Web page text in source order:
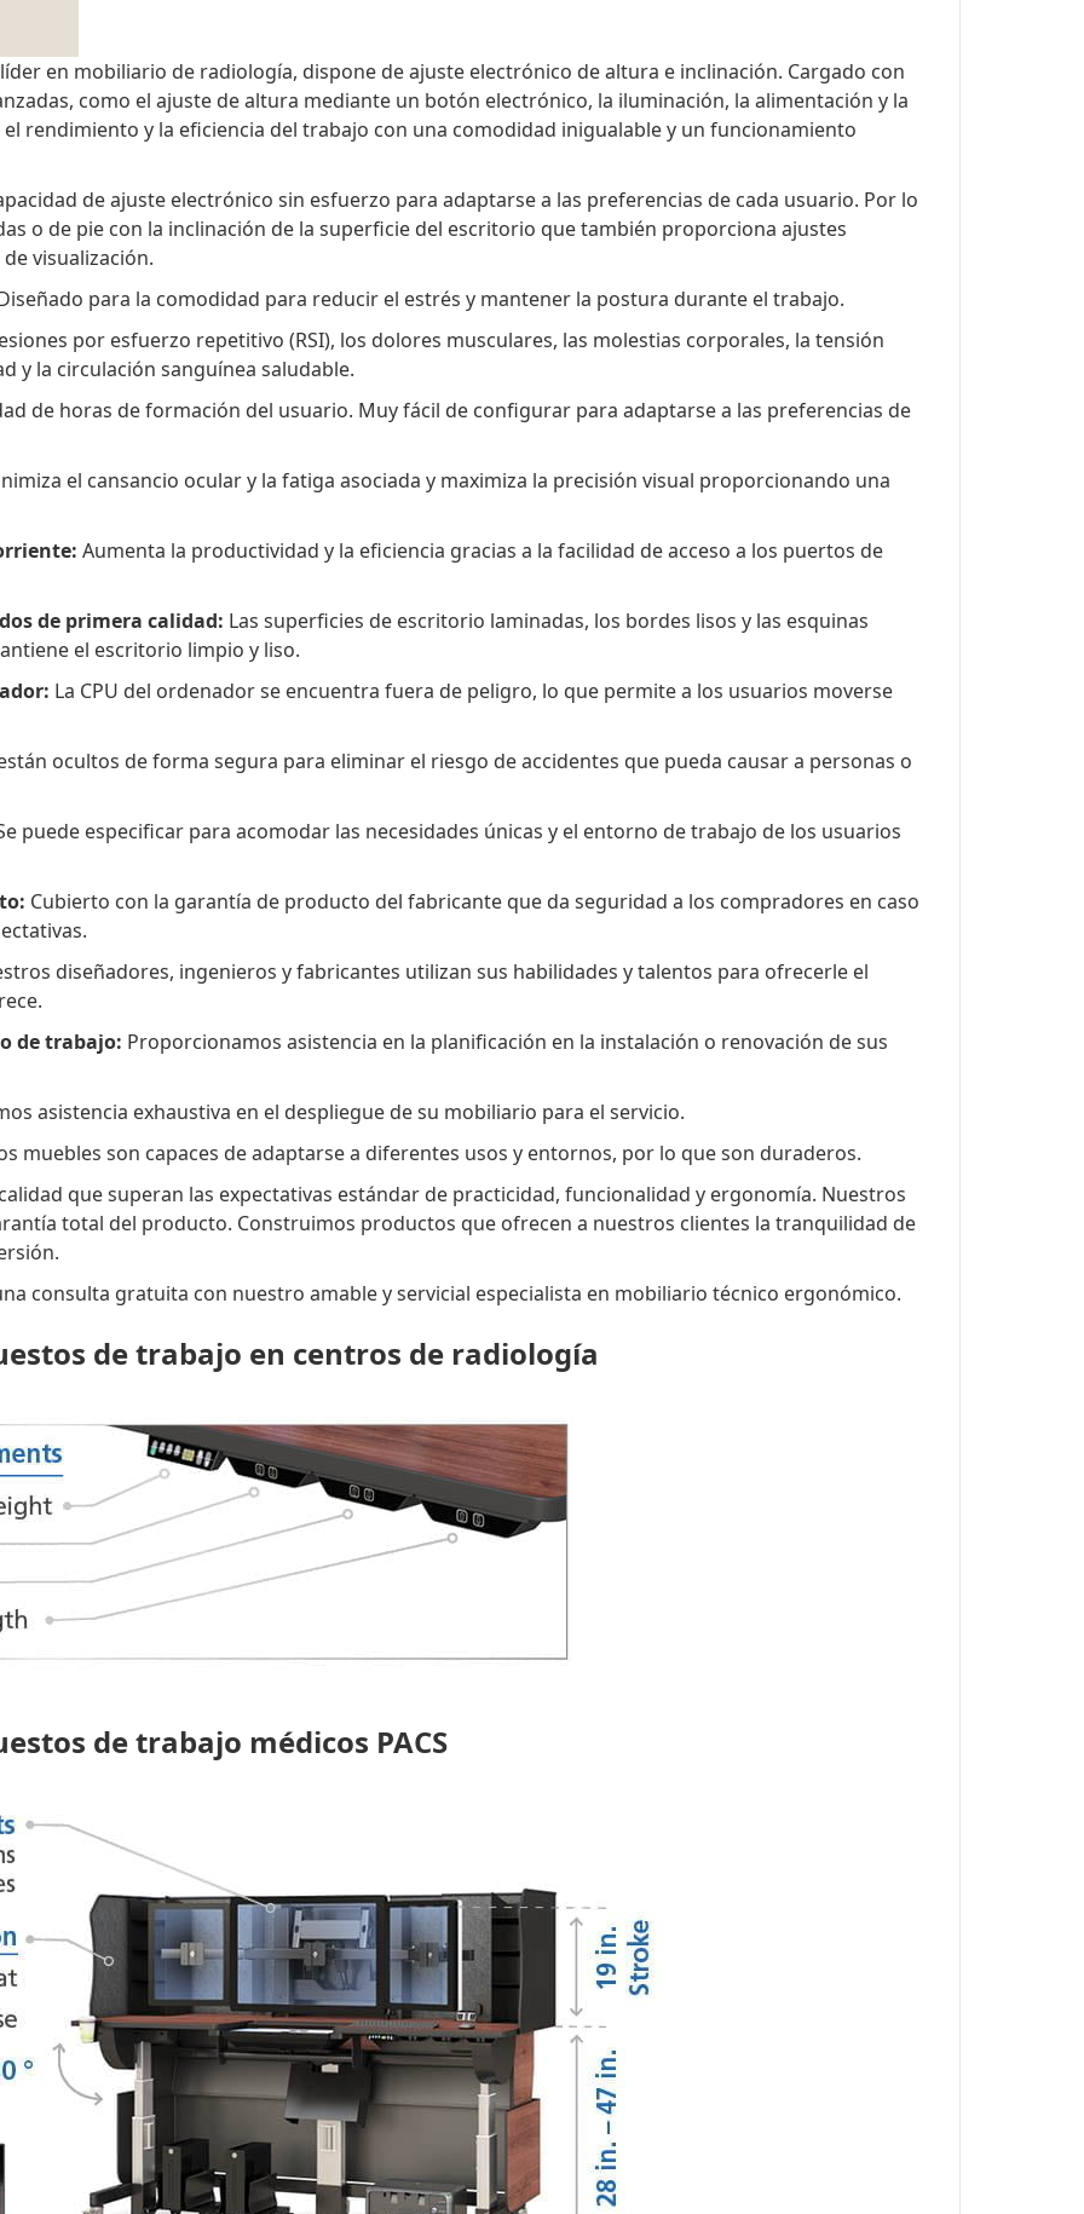
en mobiliario de radiología, dispone de ajuste electrónico de altura e inclinación. Cargado con
como el ajuste de altura mediante un botón electrónico, la iluminación, la alimentación y la
rendimiento y la eficiencia del trabajo con una comodidad inigualable y un funcionamiento
de ajuste electrónico sin esfuerzo para adaptarse a las preferencias de cada usuario. Por lo
o de pie con la inclinación de la superficie del escritorio que también proporciona ajustes
visualización.
para la comodidad para reducir el estrés y mantener la postura durante el trabajo.
por esfuerzo repetitivo (RSI), los dolores musculares, las molestias corporales, la tensión
y la circulación sanguínea saludable.
de horas de formación del usuario. Muy fácil de configurar para adaptarse a las preferencias de
el cansancio ocular y la fatiga asociada y maximiza la precisión visual proporcionando una
Aumenta la productividad y la eficiencia gracias a la facilidad de acceso a los puertos de
de primera calidad: Las superficies de escritorio laminadas, los bordes lisos y las esquinas
el escritorio limpio y liso.
La CPU del ordenador se encuentra fuera de peligro, lo que permite a los usuarios moverse
ocultos de forma segura para eliminar el riesgo de accidentes que pueda causar a personas o
puede especificar para acomodar las necesidades únicas y el entorno de trabajo de los usuarios
Cubierto con la garantía de producto del fabricante que da seguridad a los compradores en caso
diseñadores, ingenieros y fabricantes utilizan sus habilidades y talentos para ofrecerle el
de trabajo: Proporcionamos asistencia en la planificación en la instalación o renovación de sus
asistencia exhaustiva en el despliegue de su mobiliario para el servicio.
muebles son capaces de adaptarse a diferentes usos y entornos, por lo que son duraderos.
que superan las expectativas estándar de practicidad, funcionalidad y ergonomía. Nuestros
total del producto. Construimos productos que ofrecen a nuestros clientes la tranquilidad de
consulta gratuita con nuestro amable y servicial especialista en mobiliario técnico ergonómico.
de trabajo en centros de radiología
de trabajo médicos PACS